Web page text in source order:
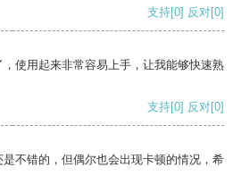
支持[0] 反对[0]
使用起来非常容易上手，让我能够快速熟
支持[0] 反对[0]
不错的，但偶尔也会出现卡顿的情况，希